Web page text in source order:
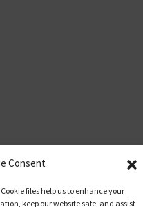
Consent
files help us to enhance your
keep our website safe, and assist